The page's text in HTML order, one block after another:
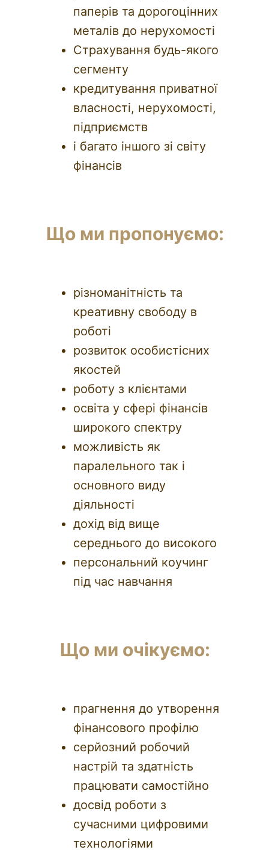
паперів та дорогоцінних
металів до нерухомості
Страхування будь-якого
сегменту
кредитування приватної
власності, нерухомості,
підприємств
і багато іншого зі світу
фінансів
Що ми пропонуємо:
різноманітність та
креативну свободу в
роботі
розвиток особистісних
якостей
роботу з клієнтами
освіта у сфері фінансів
широкого спектру
можливість як
паралельного так і
основного виду
діяльності
дохід від вище
середнього до високого
персональний коучинг
під час навчання
Що ми очікуємо:
прагнення до утворення
фінансового профілю
серйозний робочий
настрій та здатність
працювати самостійно
досвід роботи з
сучасними цифровими
технологіями